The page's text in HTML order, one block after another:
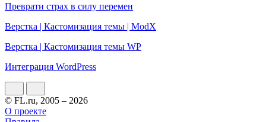
Преврати страх в силу перемен
Верстка | Кастомизация темы | ModX
Верстка | Кастомизация темы WP
Интеграция WordPress
© FL.ru, 2005 – 2026
О проекте